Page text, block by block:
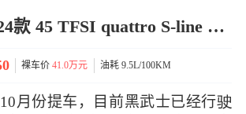
奥迪A7L 2024款 45 TFSI quattro S-line 黑武士版
裸车价41.0万元 油耗 9.5L/100KM
月份提车，目前黑武士已经行